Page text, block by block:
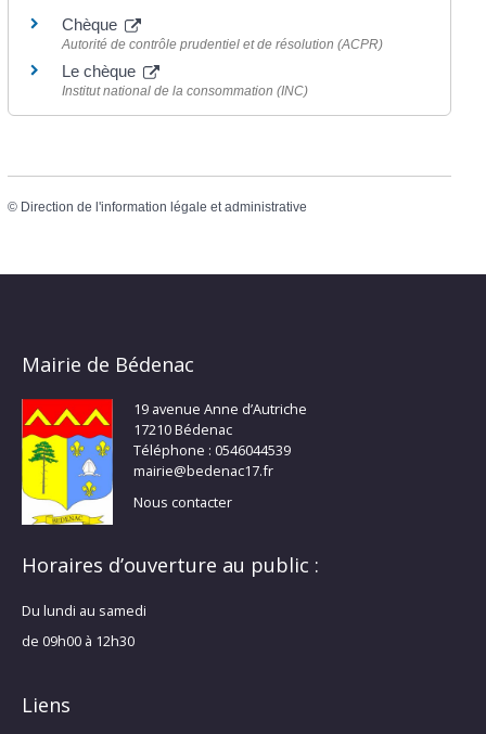
Chèque
Autorité de contrôle prudentiel et de résolution (ACPR)
Le chèque
Institut national de la consommation (INC)
© Direction de l'information légale et administrative
Mairie de Bédenac
19 avenue Anne d’Autriche
17210 Bédenac
Téléphone : 0546044539
mairie@bedenac17.fr
Nous contacter
Horaires d’ouverture au public :
Du lundi au samedi
de 09h00 à 12h30
Liens